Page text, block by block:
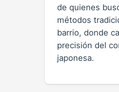
de quienes
métodos
barrio, donde
precisión del
japonesa.